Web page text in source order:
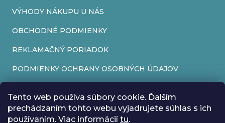
Tento web používa súbory cookie. Ďalším
prechádzaním tohto webu vyjadrujete súhlas s ich
používaním. Viac informáciítu.
VÝHODY NÁKUPU U NÁS
OBCHODNÉ PODMIENKY
REKLAMAČNÝ PORIADOK
PODMIENKY OCHRANY OSOBNÝCH ÚDAJOV
REKLAMAČNÝ FORMULÁR